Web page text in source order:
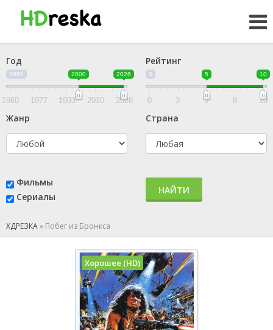
Год
1960 2000 2026
1960 1977 1993 2010 2026
Рейтинг
0 5 10
0 3 5 8 10
Жанр Страна
Фильмы
Сериалы
НАЙТИ
ХДРЕЗКА» Побег из Бронкса
Хорошее (HD)